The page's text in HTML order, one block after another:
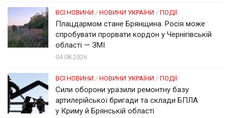
ВСІ НОВИНИ / НОВИНИ УКРАЇНИ / ПОДІЇ
Плацдармом стане Брянщина. Росія може
спробувати прорвати кордон у Чернігівській
області — ЗМІ
04.08.2026
ВСІ НОВИНИ / НОВИНИ УКРАЇНИ / ПОДІЇ
Сили оборони уразили ремонтну базу
артилерійської бригади та склади БПЛА
у Криму й Брянській області